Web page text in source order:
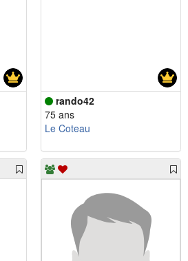
rando42
75 ans
Le Coteau